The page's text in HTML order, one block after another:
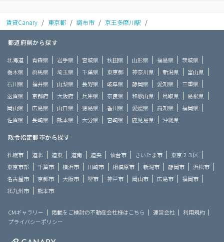
賃貸Canary / 東京都 / 調布市 / 京王多摩川駅 /
都道府県から探す
北海道 青森県 岩手県 宮城県 秋田県 山形県 福島県
茨城県
栃木県
群馬県 埼玉県 千葉県 東京都 神奈川県 新潟県
富山県
石川県
福井県 山梨県 長野県 岐阜県 静岡県 愛知県
三重県
滋賀県
京都府 大阪府 兵庫県 奈良県 和歌山県 鳥取県
島根県
岡山県
広島県 山口県 徳島県 香川県 愛媛県 高知県
福岡県
佐賀県
長崎県 熊本県 大分県 宮崎県 鹿児島県 沖縄県
政令指定都市から探す
札幌市 道北 道東 道南 道央 仙台市 さいたま市
東京２３区
東京市部
千葉市 横浜市 川崎市 相模原市 新潟市 静岡市
浜松市
名古屋市
京都市 大阪市 堺市 神戸市 岡山市 広島市
福岡市
北九州市
熊本市
CMギャラリー 掲載をご検討の不動産会社様はこちら 運営会社
利用規約
プライバシーポリシー